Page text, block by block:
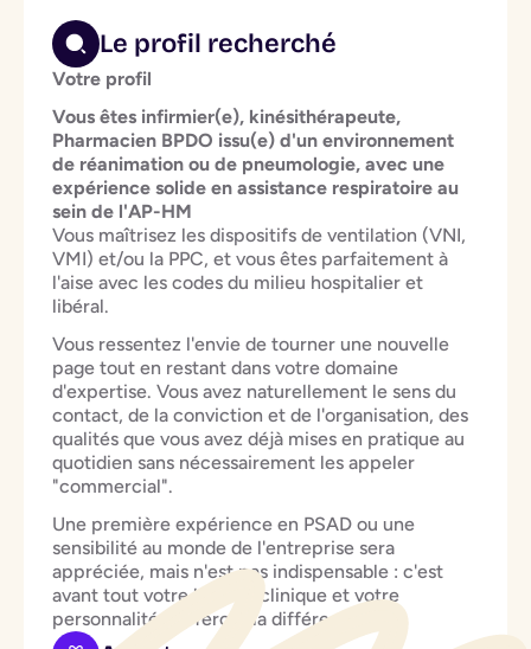
Le profil recherché
Votre profil
Vous êtes infirmier(e), kinésithérapeute,
Pharmacien BPDO issu(e) d'un environnement
de réanimation ou de pneumologie, avec une
expérience solide en assistance respiratoire au
sein de l'AP-HM
Vous maîtrisez les dispositifs de ventilation (VNI,
VMI) et/ou la PPC, et vous êtes parfaitement à
l'aise avec les codes du milieu hospitalier et
libéral.
Vous ressentez l'envie de tourner une nouvelle
page tout en restant dans votre domaine
d'expertise. Vous avez naturellement le sens du
contact, de la conviction et de l'organisation, des
qualités que vous avez déjà mises en pratique au
quotidien sans nécessairement les appeler
"commercial".
Une première expérience en PSAD ou une
sensibilité au monde de l'entreprise sera
appréciée, mais n'est pas indispensable : c'est
avant tout votre bagage clinique et votre
personnalité qui feront la différence.